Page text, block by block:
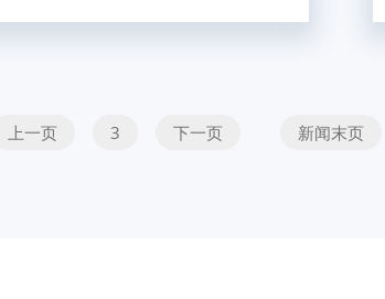
上一页 3 下一页 新闻末页